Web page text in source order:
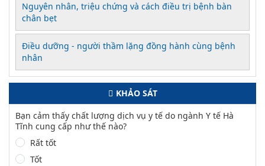
Nguyên nhân, triệu chứng và cách điều trị bệnh bàn
chân bẹt
Điều dưỡng - người thầm lặng đồng hành cùng bệnh
nhân
KHẢO SÁT
Bạn cảm thấy chất lượng dịch vụ y tế do ngành Y tế Hà
Tĩnh cung cấp như thế nào?
Rất tốt
Tốt